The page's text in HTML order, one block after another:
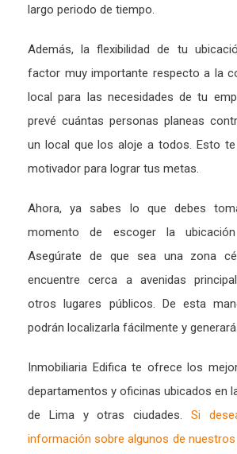
largo periodo de tiempo.
Además, la flexibilidad de tu
factor muy importante respecto a la
local para las necesidades de tu
prevé cuántas personas planeas
un local que los aloje a todos. Esto
motivador para lograr tus metas.
Ahora, ya sabes lo que debes
momento de escoger la
Asegúrate de que sea una zona
encuentre cerca a avenidas
otros lugares públicos. De esta
podrán localizarla fácilmente y
Inmobiliaria Edifica te ofrece los
departamentos y oficinas ubicados en
de Lima y otras ciudades. Si
información sobre algunos de